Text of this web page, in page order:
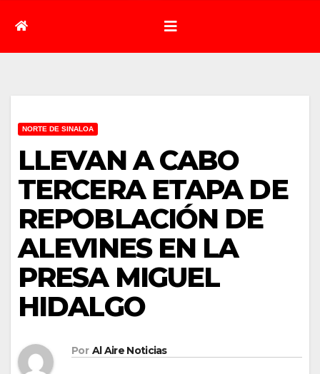
NORTE DE SINALOA
LLEVAN A CABO
TERCERA ETAPA DE
REPOBLACIÓN DE
ALEVINES EN LA
PRESA MIGUEL
HIDALGO
Por Al Aire Noticias